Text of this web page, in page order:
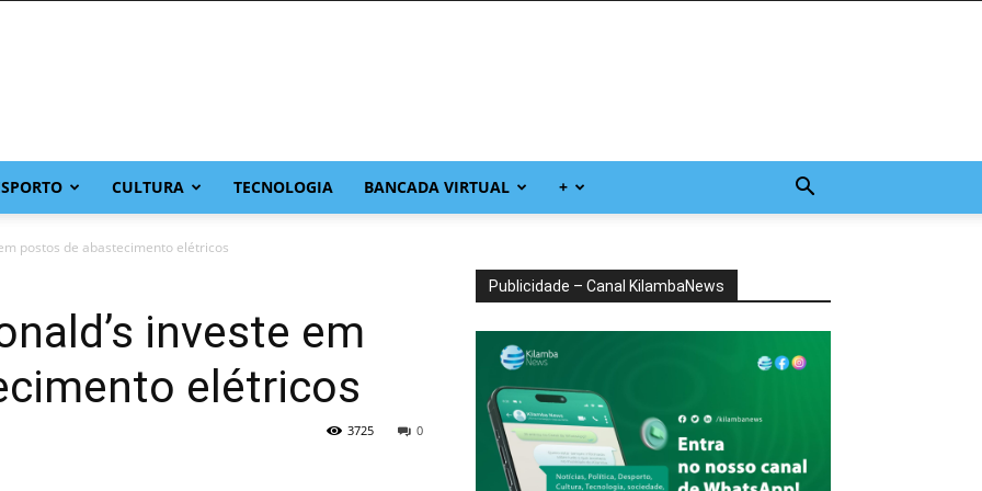
CULTURA TECNOLOGIA BANCADA VIRTUAL +
postos de abastecimento elétricos
investe em
elétricos
0
3725
Publicidade – Canal KilambaNews